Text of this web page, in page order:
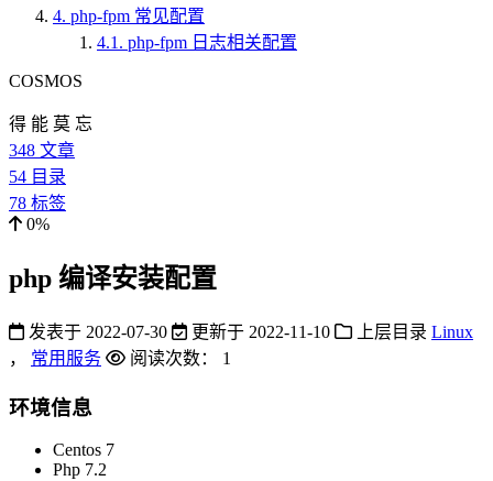
4. php-fpm 常见配置
4.1. php-fpm 日志相关配置
COSMOS
得 能 莫 忘
348 文章
54 目录
78 标签
0%
php 编译安装配置
发表于 2022-07-30 更新于 2022-11-10 上层目录 Linux
， 常用服务 阅读次数： 1
环境信息
Centos 7
Php 7.2